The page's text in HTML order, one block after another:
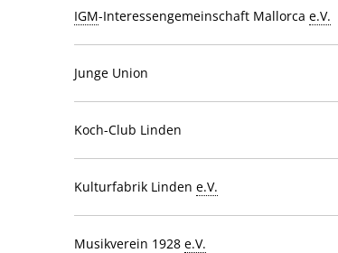
IGM-Interessengemeinschaft Mallorca e.V.
Junge Union
Koch-Club Linden
Kulturfabrik Linden e.V.
Musikverein 1928 e.V.